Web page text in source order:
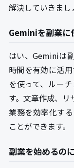
解決していきまし
Geminiを副業に
はい、Geminiは
時間を有効に活
を使って、ルー
す。文章作成、
業務を効率化す
ことができます。
副業を始めるの